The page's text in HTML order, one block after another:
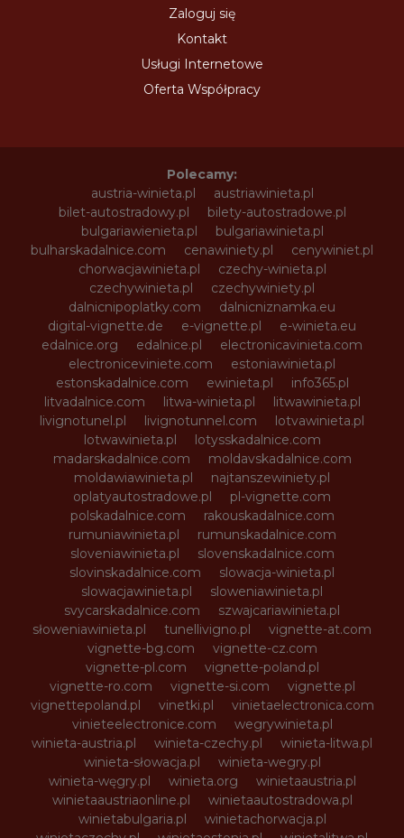
Zaloguj się
Kontakt
Usługi Internetowe
Oferta Współpracy
Polecamy:
austria-winieta.pl
austriawinieta.pl
bilet-autostradowy.pl
bilety-autostradowe.pl
bulgariawienieta.pl
bulgariawinieta.pl
bulharskadalnice.com
cenawiniety.pl
cenywiniet.pl
chorwacjawinieta.pl
czechy-winieta.pl
czechywinieta.pl
czechywiniety.pl
dalnicnipoplatky.com
dalnicniznamka.eu
digital-vignette.de
e-vignette.pl
e-winieta.eu
edalnice.org
edalnice.pl
electronicavinieta.com
electroniceviniete.com
estoniawinieta.pl
estonskadalnice.com
ewinieta.pl
info365.pl
litvadalnice.com
litwa-winieta.pl
litwawinieta.pl
livignotunel.pl
livignotunnel.com
lotvawinieta.pl
lotwawinieta.pl
lotysskadalnice.com
madarskadalnice.com
moldavskadalnice.com
moldawiawinieta.pl
najtanszewiniety.pl
oplatyautostradowe.pl
pl-vignette.com
polskadalnice.com
rakouskadalnice.com
rumuniawinieta.pl
rumunskadalnice.com
sloveniawinieta.pl
slovenskadalnice.com
slovinskadalnice.com
slowacja-winieta.pl
slowacjawinieta.pl
sloweniawinieta.pl
svycarskadalnice.com
szwajcariawinieta.pl
słoweniawinieta.pl
tunellivigno.pl
vignette-at.com
vignette-bg.com
vignette-cz.com
vignette-pl.com
vignette-poland.pl
vignette-ro.com
vignette-si.com
vignette.pl
vignettepoland.pl
vinetki.pl
vinietaelectronica.com
vinieteelectronice.com
wegrywinieta.pl
winieta-austria.pl
winieta-czechy.pl
winieta-litwa.pl
winieta-słowacja.pl
winieta-wegry.pl
winieta-węgry.pl
winieta.org
winietaaustria.pl
winietaaustriaonline.pl
winietaautostradowa.pl
winietabulgaria.pl
winietachorwacja.pl